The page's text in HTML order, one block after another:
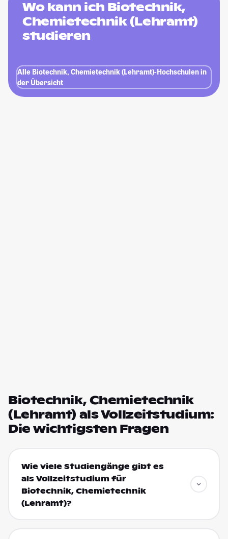
Wo kann ich Biotechnik,
Chemietechnik (Lehramt)
studieren
Alle Biotechnik, Chemietechnik (Lehramt)-Hochschulen in
der Übersicht
Biotechnik, Chemietechnik
(Lehramt) als Vollzeitstudium:
Die wichtigsten Fragen
Wie viele Studiengänge gibt es
als Vollzeitstudium für
Biotechnik, Chemietechnik
(Lehramt)?